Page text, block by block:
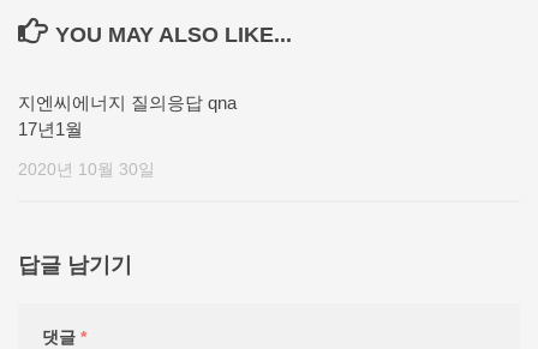
YOU MAY ALSO LIKE...
지엔씨에너지 질의응답 qna
17년1월
2020년 10월 30일
답글 남기기
댓글 *